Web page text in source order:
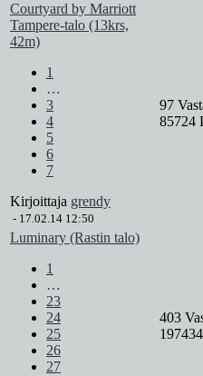
Courtyard by Marriott
Tampere-talo (13krs,
42m)
1
…
3
4
5
6
7
Kirjoittaja grendy
- 17.02.14 12:50
97
85724
Luminary (Rastin talo)
1
…
23
24
25
26
27
403